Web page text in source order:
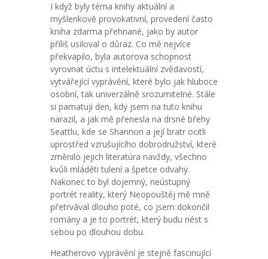
I když byly téma knihy aktuální a
myšlenkově provokativní, provedení často
kniha zdarma přehnané, jako by autor
příliš usiloval o důraz. Co mě nejvíce
překvapilo, byla autorova schopnost
vyrovnat úctu s intelektuální zvědavostí,
vytvářející vyprávění, které bylo jak hluboce
osobní, tak univerzálně srozumitelné. Stále
si pamatuji den, kdy jsem na tuto knihu
narazil, a jak mě přenesla na drsné břehy
Seattlu, kde se Shannon a její bratr ocitli
uprostřed vzrušujícího dobrodružství, které
změnilo jejich literatúra navždy, všechno
kvůli mláděti tulení a špetce odvahy.
Nakonec to byl dojemný, neústupný
portrét reality, který Neopouštěj mě mně
přetrvával dlouho poté, co jsem dokončil
romány a je to portrét, který budu nést s
sebou po dlouhou dobu.
Heatherovo vyprávění je stejně fascinující